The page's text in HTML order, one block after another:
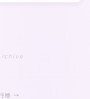
榜 →